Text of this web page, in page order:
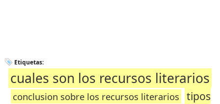
Etiquetas:
cuales son los recursos literarios
conclusion sobre los recursos literarios
tipos